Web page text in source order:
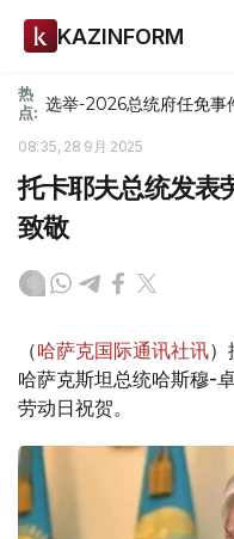
KAZINFORM
热
点: 选举-2026总统府任免事
08:35, 28 9月 2025
托卡耶夫总统发表
致敬
（哈萨克国际通讯社讯
哈萨克斯坦总统哈斯穆-
劳动日祝贺。